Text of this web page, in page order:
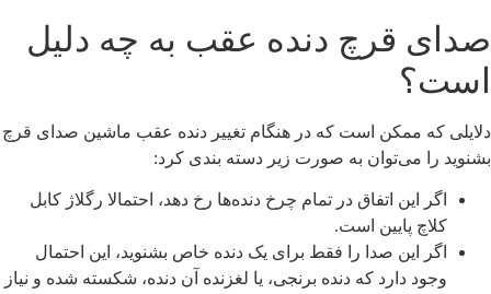
قرچ دنده عقب به چه دلیل
که ممکن است که در هنگام تغییر دنده عقب ماشین صدای قرچ
را می‌توان به صورت زیر دسته بندی کرد:
اگر این اتفاق در تمام چرخ دنده‌ها رخ دهد، احتمالا رگلاژ کابل
کلاچ پایین است.
اگر این صدا را فقط برای یک دنده خاص بشنوید، این احتمال
وجود دارد که دنده برنجی، یا لغزنده آن دنده، شکسته شده و نیاز